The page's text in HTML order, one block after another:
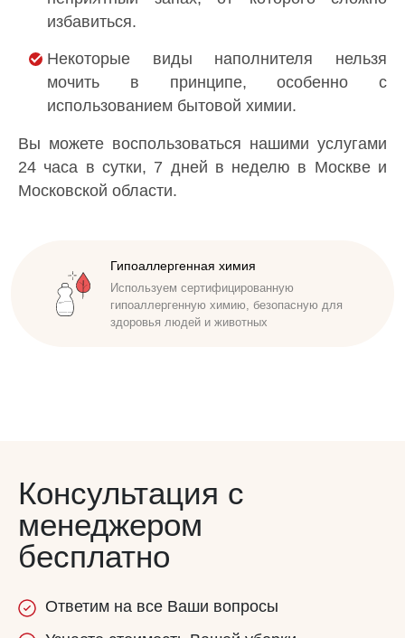
избавиться.
Некоторые виды наполнителя нельзя
мочить в принципе, особенно с
использованием бытовой химии.
Вы можете воспользоваться нашими услугами
24 часа в сутки, 7 дней в неделю в Москве и
Московской области.
Доступная стоимость
Удобные способы оплаты. Наличный,
безналичный расчет. Работаем по договору
Гипоаллергенная химия
Используем сертифицированную
гипоаллергенную химию, безопасную для
здоровья людей и животных
Консультация с
менеджером
бесплатно
Ответим на все Ваши вопросы